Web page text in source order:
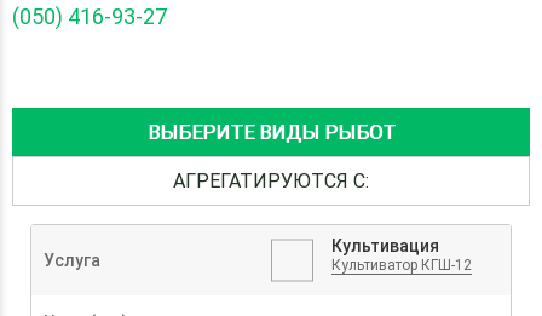
(050) 416-93-27
ВЫБЕРИТЕ ВИДЫ РЫБОТ
АГРЕГАТИРУЮТСЯ С:
Услуга
Культивация
Культиватор КГШ-12